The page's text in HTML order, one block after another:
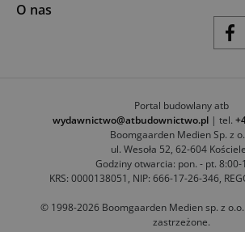
O nas
Portal budowlany atb
wydawnictwo@atbudownictwo.pl| tel.
Boomgaarden Medien Sp. z
ul. Wesoła 52, 62-604
Godziny otwarcia: pon. - pt. 8:00-
KRS: 0000138051, NIP: 666-17-26-346,
© 1998-2026 Boomgaarden Medien sp. z
zastrzeżone.